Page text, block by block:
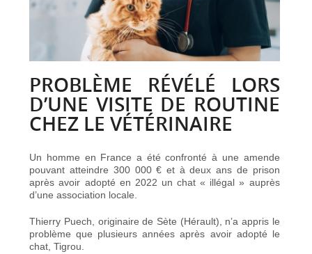
PROBLÈME RÉVÉLÉ LORS
D’UNE VISITE DE ROUTINE
CHEZ LE VÉTÉRINAIRE
Un homme en France a été confronté à une amende
pouvant atteindre 300 000 € et à deux ans de prison
après avoir adopté en 2022 un chat « illégal » auprès
d’une association locale.
Thierry Puech, originaire de Sète (Hérault), n’a appris le
problème que plusieurs années après avoir adopté le
chat, Tigrou.